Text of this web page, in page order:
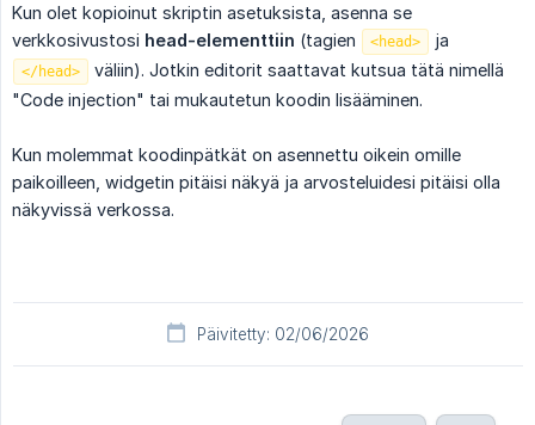
Kun olet kopioinut skriptin asetuksista, asenna se
verkkosivustosi head-elementtiin (tagien <head> ja
</head>
väliin). Jotkin editorit saattavat kutsua tätä nimellä
"Code injection" tai mukautetun koodin lisääminen.
Kun molemmat koodinpätkät on asennettu oikein omille
paikoilleen, widgetin pitäisi näkyä ja arvosteluidesi pitäisi olla
näkyvissä verkossa.
Päivitetty: 02/06/2026